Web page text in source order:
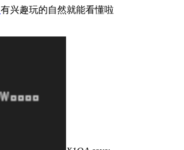
有兴趣玩的自然就能看懂啦